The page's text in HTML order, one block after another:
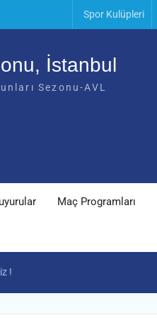
Spor Kulüpleri
İstanbul
Sezonu-AVL
Maç Programları
!